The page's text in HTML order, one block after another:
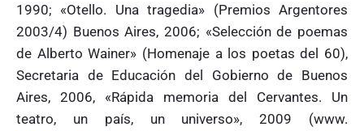
1990; «Otello. Una tragedia» (Premios Argentores
2003/4) Buenos Aires, 2006; «Selección de poemas
de Alberto Wainer» (Homenaje a los poetas del 60),
Secretaria de Educación del Gobierno de Buenos
Aires, 2006, «Rápida memoria del Cervantes. Un
teatro, un país, un universo», 2009 (www.